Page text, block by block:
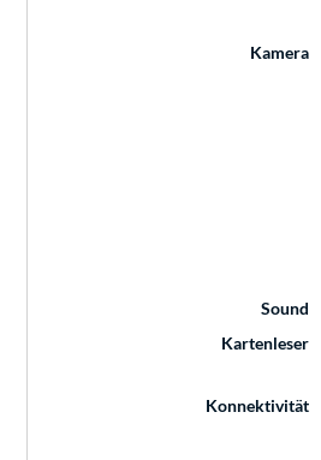
Kamera
Sound
Kartenleser
Konnektivität